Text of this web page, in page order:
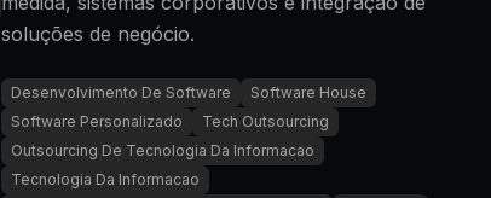
soluções de negócio.
Desenvolvimento De Software
Software House
Software Personalizado
Tech Outsourcing
Outsourcing De Tecnologia Da Informacao
Tecnologia Da Informacao